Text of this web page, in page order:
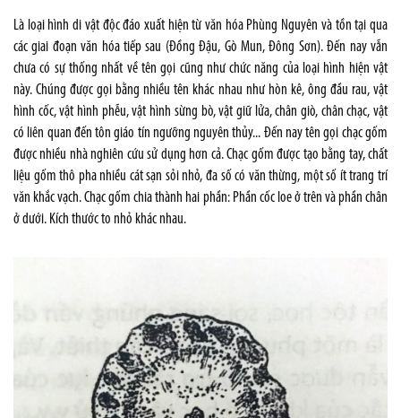
Là loại hình di vật độc đáo xuất hiện từ văn hóa Phùng Nguyên và tồn tại qua
các giai đoạn văn hóa tiếp sau (Đồng Đậu, Gò Mun, Đông Sơn). Đến nay vẫn
chưa có sự thống nhất về tên gọi cũng như chức năng của loại hình hiện vật
này. Chúng được gọi bằng nhiều tên khác nhau như hòn kê, ông đầu rau, vật
hình cốc, vật hình phễu, vật hình sừng bò, vật giữ lửa, chân giò, chân chạc, vật
có liên quan đến tôn giáo tín ngưỡng nguyên thủy... Đến nay tên gọi chạc gốm
được nhiều nhà nghiên cứu sử dụng hơn cả. Chạc gốm được tạo bằng tay, chất
liệu gốm thô pha nhiều cát sạn sỏi nhỏ, đa số có văn thừng, một số ít trang trí
văn khắc vạch. Chạc gốm chia thành hai phần: Phần cốc loe ở trên và phần chân
ở dưới. Kích thước to nhỏ khác nhau.